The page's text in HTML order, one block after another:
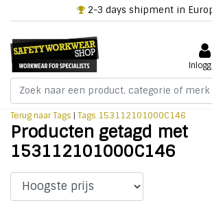
2-3 days shipment in
Terug naar Tags | Tags 153112101000C146
Producten getagd met
153112101000C146